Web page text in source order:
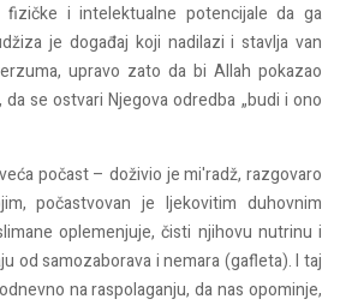
fizičke i intelektualne potencijale da ga
je događaj koji nadilazi i stavlja van
upravo zato da bi Allah pokazao
se ostvari Njegova odredba „budi i ono
počast – doživio je mi'radž, razgovaro
počastvovan je ljekovitim duhovnim
oplemenjuje, čisti njihovu nutrinu i
od samozaborava i nemara (gafleta). I taj
na raspolaganju, da nas opominje,